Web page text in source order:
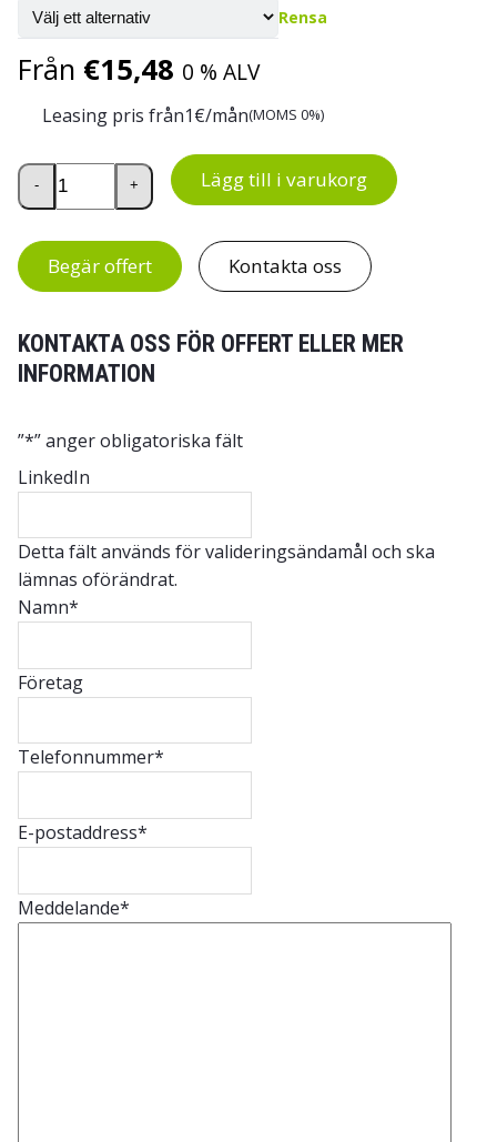
Rensa
Från €15,48 0 % ALV
Leasing pris från1€/mån(MOMS 0%)
Plastkärl 25 l mängd
- + Lägg till i varukorg
Begär offert Kontakta oss
KONTAKTA OSS FÖR OFFERT ELLER MER
INFORMATION
”*” anger obligatoriska fält
LinkedIn
Detta fält används för valideringsändamål och ska
lämnas oförändrat.
Namn*
Företag
Telefonnummer*
E-postaddress*
Meddelande*